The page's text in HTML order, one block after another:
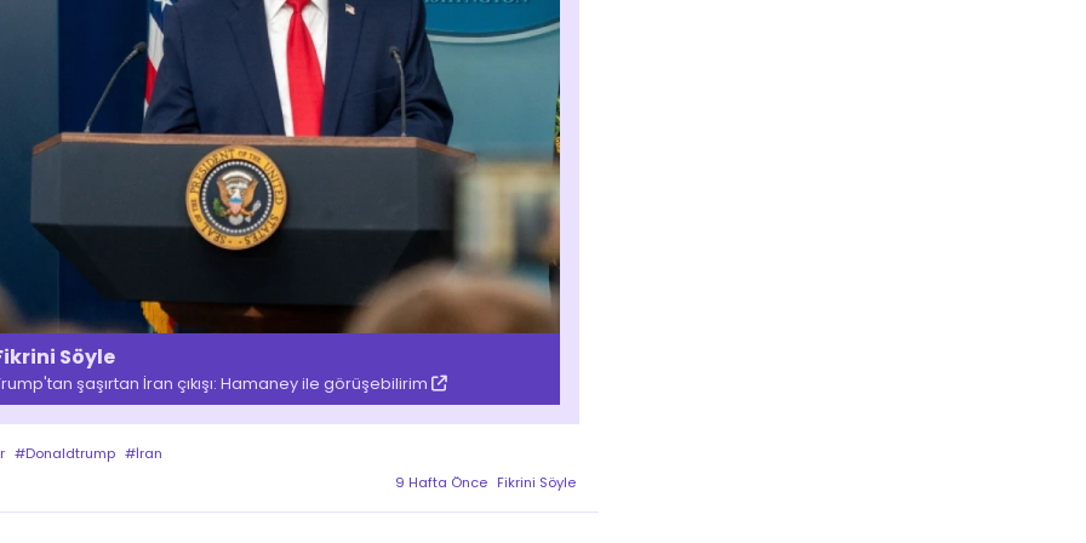
Söyle
şaşırtan İran çıkışı: Hamaney ile görüşebilirim
#Donaldtrump #İran
9 Hafta Önce Fikrini Söyle